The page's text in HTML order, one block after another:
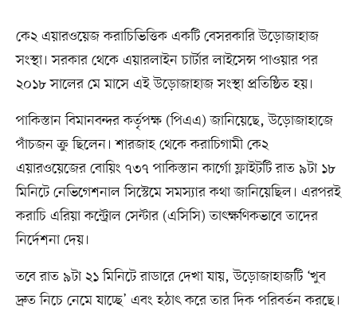
কে২ এয়ারওয়েজ করাচিভিত্তিক একটি বেসরকারি উড়োজাহাজ
সংস্থা। সরকার থেকে এয়ারলাইন চার্টার লাইসেন্স পাওয়ার পর
২০১৮ সালের মে মাসে এই উড়োজাহাজ সংস্থা প্রতিষ্ঠিত হয়।
পাকিস্তান বিমানবন্দর কর্তৃপক্ষ (পিএএ) জানিয়েছে, উড়োজাহাজে
পাঁচজন ক্রু ছিলেন। শারজাহ থেকে করাচিগামী কে২
এয়ারওয়েজের বোয়িং ৭৩৭ পাকিস্তান কার্গো ফ্লাইটটি রাত ৯টা ১৮
মিনিটে নেভিগেশনাল সিস্টেমে সমস্যার কথা জানিয়েছিল। এরপরই
করাচি এরিয়া কন্ট্রোল সেন্টার (এসিসি) তাৎক্ষণিকভাবে তাদের
নির্দেশনা দেয়।
তবে রাত ৯টা ২১ মিনিটে রাডারে দেখা যায়, উড়োজাহাজটি ‘খুব
দ্রুত নিচে নেমে যাচ্ছে’ এবং হঠাৎ করে তার দিক পরিবর্তন করছে।